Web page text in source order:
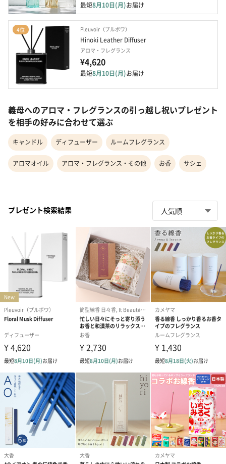
最短8月10日(月)お届け
4位 Pleuvoir（プルボワ）
Hinoki Leather Diffuser
アロマ・フレグランス
¥4,620
最短8月10日(月)お届け
義母へのアロマ・フレグランスの引っ越し祝いプレゼント
を相手の好みに合わせて選ぶ
キャンドル ディフューザー ルームフレグランス
アロマオイル アロマ・フレグランス・その他 お香 サシェ
プレゼント検索結果